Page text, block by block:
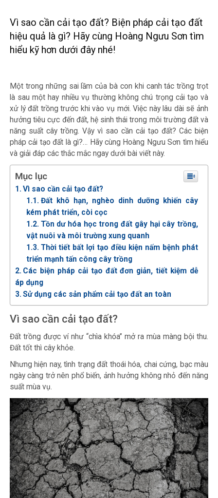
Vì sao cần cải tạo đất? Biện pháp cải tạo đất
hiệu quả là gì? Hãy cùng Hoàng Ngưu Sơn tìm
hiểu kỹ hơn dưới đây nhé!
Một trong những sai lầm của bà con khi canh tác trồng trọt
là sau một hay nhiều vụ thường không chú trọng cải tạo và
xử lý đất trồng trước khi vào vụ mới. Việc này lâu dài sẽ ảnh
hưởng tiêu cực đến đất, hệ sinh thái trong môi trường đất và
năng suất cây trồng. Vậy vì sao cần cải tạo đất? Các biện
pháp cải tạo đất là gì?… Hãy cùng Hoàng Ngưu Sơn tìm hiểu
và giải đáp các thắc mắc ngay dưới bài viết này.
Mục lục
Vì sao cần cải tạo đất?
Đất khô hạn, nghèo dinh dưỡng khiến cây
kém phát triển, còi cọc
Tồn dư hóa học trong đất gây hại cây trồng,
vật nuôi và môi trường xung quanh
Thời tiết bất lợi tạo điều kiện nấm bệnh phát
triển mạnh tấn công cây trồng
Các biện pháp cải tạo đất đơn giản, tiết kiệm dễ
áp dụng
Sử dụng các sản phẩm cải tạo đất an toàn
Vì sao cần cải tạo đất?
Đất trồng được ví như “chìa khóa” mở ra mùa màng bội thu.
Đất tốt thì cây khỏe.
Nhưng hiện nay, tình trạng đất thoái hóa, chai cứng, bạc màu
ngày càng trở nên phổ biến, ảnh hưởng không nhỏ đến năng
suất mùa vụ.